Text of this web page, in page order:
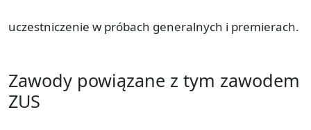
uczestniczenie w próbach generalnych i premierach.
Zawody powiązane z tym zawodem
ZUS